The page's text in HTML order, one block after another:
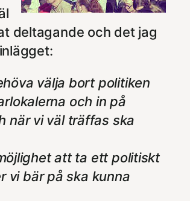
deltagande och det jag
välja bort politiken
och in på
när vi väl träffas ska
att ta ett politiskt
vi bär på ska kunna